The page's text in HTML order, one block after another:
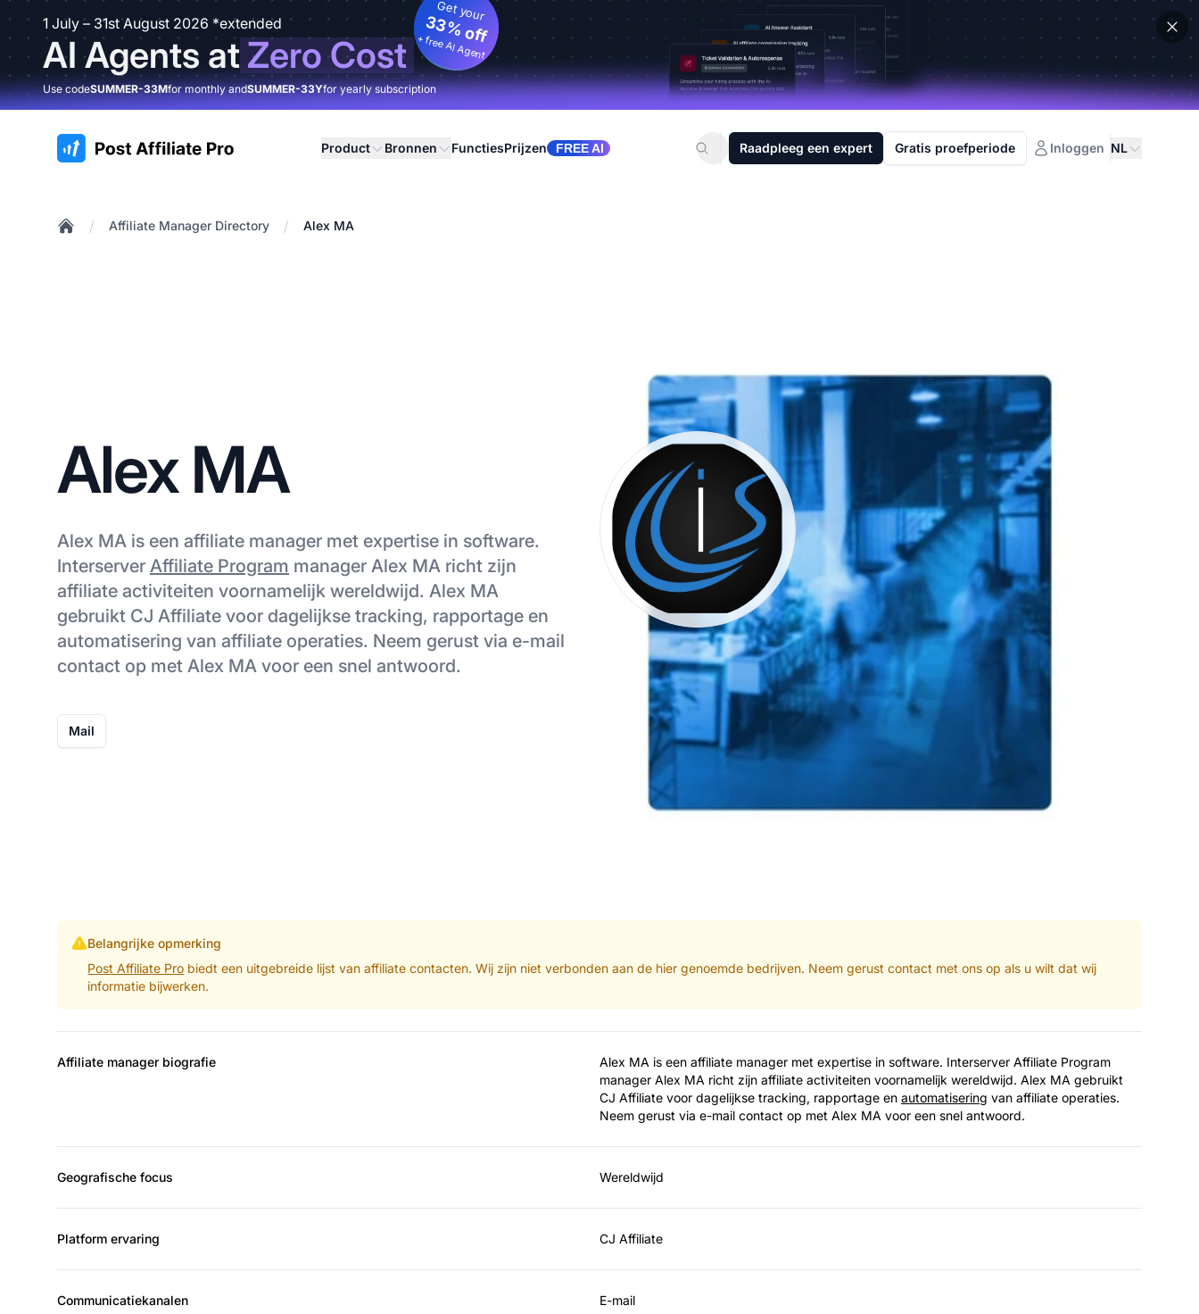
1 July – 31st August 2026 *extended
AI Agents atZero Cost
Get your
33% off
+ free AI Agent
Use codeSUMMER-33Mfor monthly andSUMMER-33Yfor yearly subscription
:site.title Product Bronnen FunctiesPrijzen FREE AI Raadpleeg een expert Gratis proefperiode Inloggen NL
/ Affiliate Manager Directory / Alex MA
Alex MA
Alex MA is een affiliate manager met expertise in software.
Interserver Affiliate Program manager Alex MA richt zijn
affiliate activiteiten voornamelijk wereldwijd. Alex MA
gebruikt CJ Affiliate voor dagelijkse tracking, rapportage en
automatisering van affiliate operaties. Neem gerust via e-mail
contact op met Alex MA voor een snel antwoord.
Mail
Belangrijke opmerking
Post Affiliate Pro biedt een uitgebreide lijst van affiliate contacten. Wij zijn niet verbonden aan de hier genoemde bedrijven. Neem gerust contact met ons op als u wilt dat wij
informatie bijwerken.
Affiliate manager biografie
Alex MA is een affiliate manager met expertise in software. Interserver Affiliate Program
manager Alex MA richt zijn affiliate activiteiten voornamelijk wereldwijd. Alex MA gebruikt
CJ Affiliate voor dagelijkse tracking, rapportage en automatisering van affiliate operaties.
Neem gerust via e-mail contact op met Alex MA voor een snel antwoord.
Geografische focus Wereldwijd
Platform ervaring CJ Affiliate
Communicatiekanalen E-mail